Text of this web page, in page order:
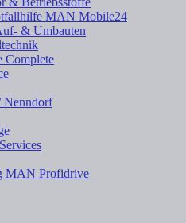
MAN Mobile24
& Umbauten
Complete
Nenndorf
MAN Profidrive